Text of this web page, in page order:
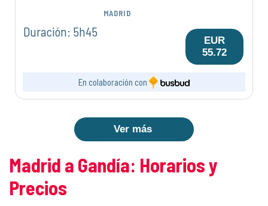
MADRID
Duración: 5h45
EUR
55.72
En colaboración con
Ver más
Madrid a Gandía: Horarios y
Precios